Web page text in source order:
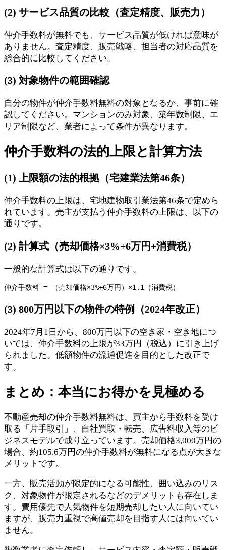
(2) サービス品質の比較（査定精度、販売力）
仲介手数料が無料でも、サービス品質が低ければ意味が
ありません。査定精度、販売戦略、担当者の対応品質を
総合的に比較してください。
(3) 対象物件の範囲確認
自分の物件が仲介手数料無料の対象となるか、事前に確
認してください。マンションのみ対象、築年数制限、エ
リア制限など、業者によって条件が異なります。
仲介手数料の法的上限と計算方法
(1) 上限額の法的根拠（宅建業法第46条）
仲介手数料の上限は、宅地建物取引業法第46条で定めら
れています。売主が支払う仲介手数料の上限は、以下の
通りです。
(2) 計算式（売却価格×3%+6万円+消費税）
一般的な計算式は以下の通りです。
(3) 800万円以下の物件の特例（2024年改正）
2024年7月1日から、800万円以下の空き家・空き地につ
いては、仲介手数料の上限が33万円（税込）に引き上げ
られました。低額物件の流通促進を目的とした改正で
す。
まとめ：本当にお得かを見極める
不動産売却の仲介手数料無料は、買主から手数料を受け
取る「片手取引」、自社買取・転売、広告料収入等のビ
ジネスモデルで成り立っています。売却価格3,000万円の
場合、約105.6万円の仲介手数料が無料になる点が大きな
メリットです。
一方、販売活動が限定的になる可能性、囲い込みのリス
ク、対象物件が限定されるなどのデメリットも存在しま
す。費用優先で人気物件を短期売却したい人に向いてい
ますが、販売力重視で高値売却を目指す人には向いてい
ません。